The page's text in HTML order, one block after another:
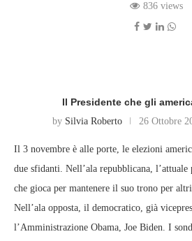
836 views
Il Presidente che gli
by Silvia Roberto 26 Ottobre
Il 3 novembre è alle porte, le elezioni
due sfidanti. Nell’ala repubblicana,
che gioca per mantenere il suo trono per
Nell’ala opposta, il democratico, già
l’Amministrazione Obama, Joe Biden. I